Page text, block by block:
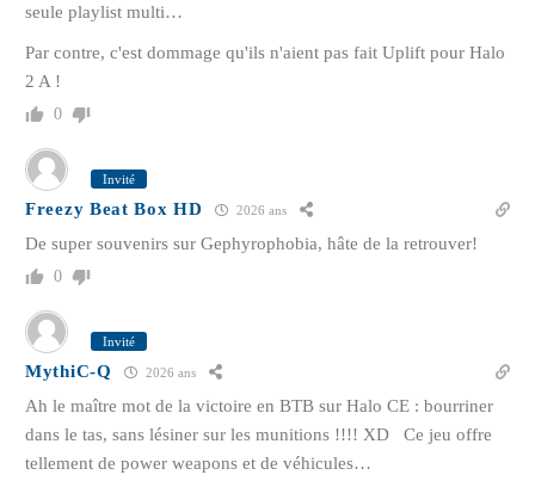
seule playlist multi…
Par contre, c'est dommage qu'ils n'aient pas fait Uplift pour Halo
2 A !
0
Invité
Freezy Beat Box HD 2026 ans
De super souvenirs sur Gephyrophobia, hâte de la retrouver!
0
Invité
MythiC-Q 2026 ans
Ah le maître mot de la victoire en BTB sur Halo CE : bourriner
dans le tas, sans lésiner sur les munitions !!!! XD Ce jeu offre
tellement de power weapons et de véhicules…